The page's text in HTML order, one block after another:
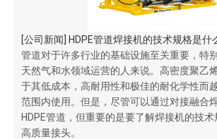
[公司新闻
HDPE管道焊接机的技术规格是什
管道对于许多行业的基础设施至关重要，特
天然气和水领域运营的人来说。高密度聚乙
于其低成本，高耐用性和极佳的耐化学性而
范围内使用。但是，尽管可以通过对接融合
HDPE管道，但重要的是要了解焊接机的技
高质量接头。